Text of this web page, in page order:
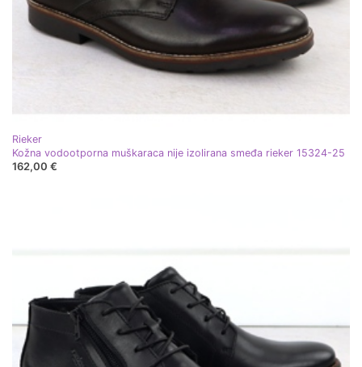
Rieker
Kožna vodootporna muškaraca nije izolirana smeđa rieker 15324-25
162,00 €